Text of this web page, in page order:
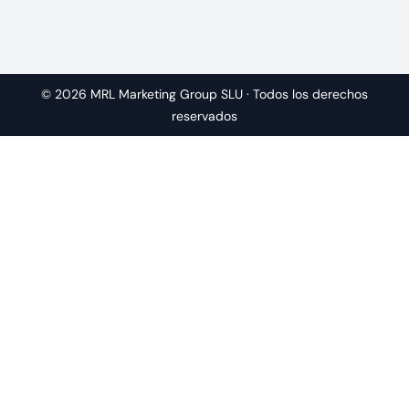
© 2026 MRL Marketing Group SLU · Todos los derechos
reservados